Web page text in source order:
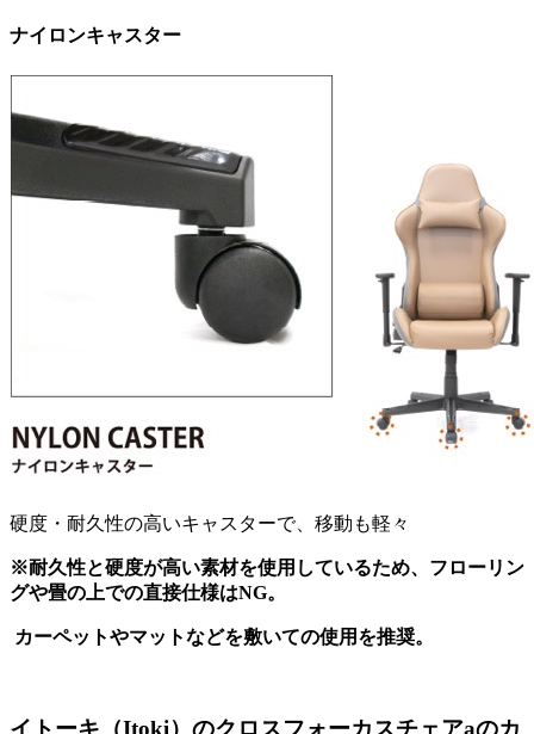
ナイロンキャスター
硬度・耐久性の高いキャスターで、移動も軽々
※耐久性と硬度が高い素材を使用しているため、フローリン
グや畳の上での直接仕様はNG。
カーペットやマットなどを敷いての使用を推奨。
イトーキ（Itoki）のクロスフォーカスチェアaのカ